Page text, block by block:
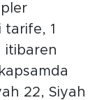
1
itibaren
22, Siyah